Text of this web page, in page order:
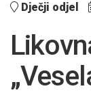
Dječji odjel